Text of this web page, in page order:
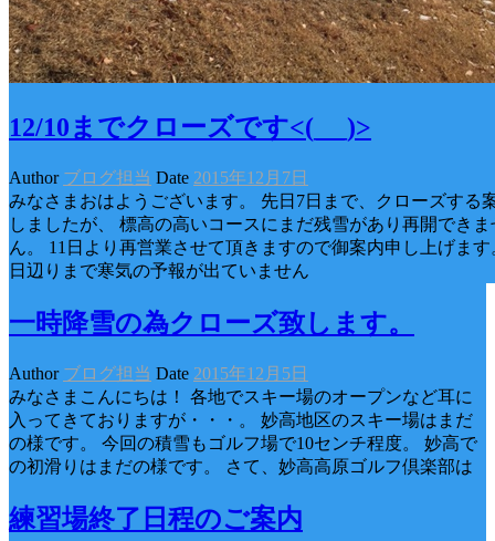
12/10までクローズです<(_ _)>
Author ブログ担当 Date 2015年12月7日
みなさまおはようございます。 先日7日まで、クローズする
しましたが、 標高の高いコースにまだ残雪があり再開できま
ん。 11日より再営業させて頂きますので御案内申し上げます
日辺りまで寒気の予報が出ていません
一時降雪の為クローズ致します。
Author ブログ担当 Date 2015年12月5日
みなさまこんにちは！ 各地でスキー場のオープンなど耳に
入ってきておりますが・・・。 妙高地区のスキー場はまだ
の様です。 今回の積雪もゴルフ場で10センチ程度。 妙高で
の初滑りはまだの様です。 さて、妙高高原ゴルフ倶楽部は
練習場終了日程のご案内